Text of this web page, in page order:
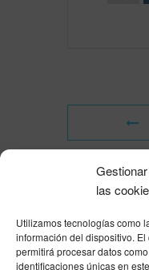
las
Utilizamos tecnologías como
información del dispositivo.
permitirá procesar datos
identificaciones únicas en
Powered
Política de privacidad| Aviso
nosotros
HOME